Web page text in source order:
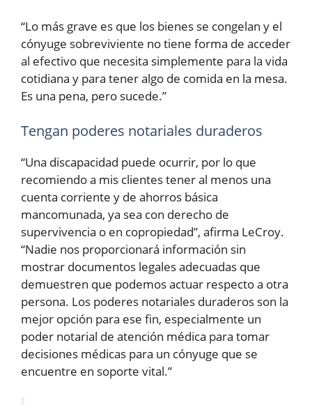
“Lo más grave es que los bienes se congelan y el
cónyuge sobreviviente no tiene forma de acceder
al efectivo que necesita simplemente para la vida
cotidiana y para tener algo de comida en la mesa.
Es una pena, pero sucede.”
Tengan poderes notariales duraderos
“Una discapacidad puede ocurrir, por lo que
recomiendo a mis clientes tener al menos una
cuenta corriente y de ahorros básica
mancomunada, ya sea con derecho de
supervivencia o en copropiedad”, afirma LeCroy.
“Nadie nos proporcionará información sin
mostrar documentos legales adecuadas que
demuestren que podemos actuar respecto a otra
persona. Los poderes notariales duraderos son la
mejor opción para ese fin, especialmente un
poder notarial de atención médica para tomar
decisiones médicas para un cónyuge que se
encuentre en soporte vital.”